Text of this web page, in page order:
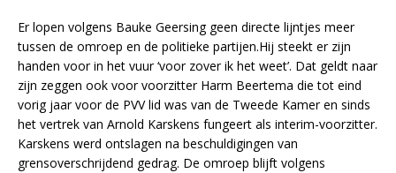
Er lopen volgens Bauke Geersing geen directe lijntjes meer
tussen de omroep en de politieke partijen.Hij steekt er zijn
handen voor in het vuur ‘voor zover ik het weet’. Dat geldt naar
zijn zeggen ook voor voorzitter Harm Beertema die tot eind
vorig jaar voor de PVV lid was van de Tweede Kamer en sinds
het vertrek van Arnold Karskens fungeert als interim-voorzitter.
Karskens werd ontslagen na beschuldigingen van
grensoverschrijdend gedrag. De omroep blijft volgens